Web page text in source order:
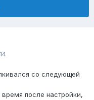
со следующей
после настройки,